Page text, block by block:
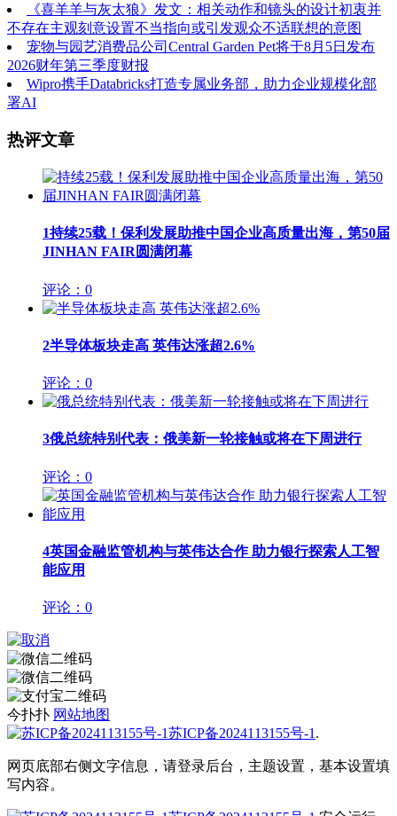
《喜羊羊与灰太狼》发文：相关动作和镜头的设计初衷并
不存在主观刻意设置不当指向或引发观众不适联想的意图
宠物与园艺消费品公司Central Garden Pet将于8月5日发布
2026财年第三季度财报
Wipro携手Databricks打造专属业务部，助力企业规模化部
署AI
热评文章
1持续25载！保利发展助推中国企业高质量出海，第50届
JINHAN FAIR圆满闭幕
评论：0
2半导体板块走高 英伟达涨超2.6%
评论：0
3俄总统特别代表：俄美新一轮接触或将在下周进行
评论：0
4英国金融监管机构与英伟达合作 助力银行探索人工智
能应用
评论：0
今扑扑 网站地图
苏ICP备2024113155号-1 .
网页底部右侧文字信息，请登录后台，主题设置，基本设置填
写内容。